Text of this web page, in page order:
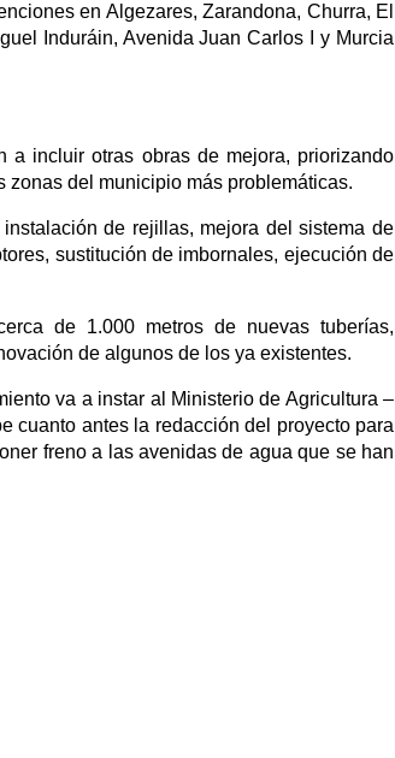
en Algezares, Zarandona, Churra, El
Induráin, Avenida Juan Carlos I y Murcia
a incluir otras obras de mejora, priorizando
del municipio más problemáticas.
de rejillas, mejora del sistema de
sustitución de imbornales, ejecución de
de 1.000 metros de nuevas tuberías,
de algunos de los ya existentes.
va a instar al Ministerio de Agricultura –
cuanto antes la redacción del proyecto para
freno a las avenidas de agua que se han